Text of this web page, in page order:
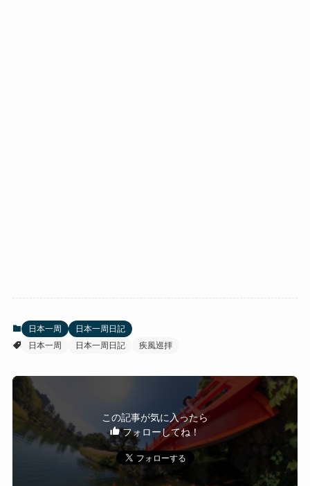
日本一周
日本一周日記
日本一周
日本一周日記 疾風巡拝
この記事が気に入ったら
フォローしてね！